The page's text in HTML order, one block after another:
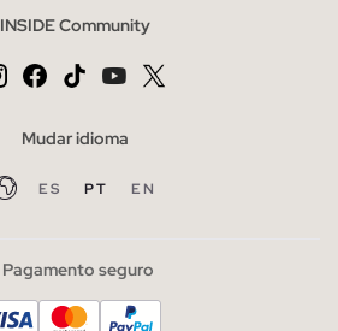
INSIDE Community
Mudar idioma
ES PT EN
Pagamento seguro